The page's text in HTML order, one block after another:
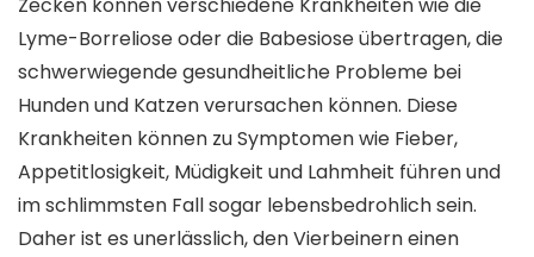
Zecken können verschiedene Krankheiten wie die
Lyme-Borreliose oder die Babesiose übertragen, die
schwerwiegende gesundheitliche Probleme bei
Hunden und Katzen verursachen können. Diese
Krankheiten können zu Symptomen wie Fieber,
Appetitlosigkeit, Müdigkeit und Lahmheit führen und
im schlimmsten Fall sogar lebensbedrohlich sein.
Daher ist es unerlässlich, den Vierbeinern einen